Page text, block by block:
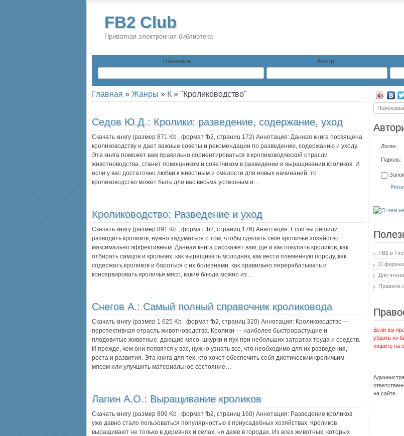
FB2 Club
Приватная электронная библиотека
Название Автор
Главная » Жанры » К » "Кролиководство"
Седов Ю.Д.: Кролики: разведение, содержание, уход
Скачать книгу (размер 871 Kb , формат fb2, страниц 172) Аннотация: Данная книга посвящена
кролиководству и дает важные советы и рекомендации по разведению, содержанию и уходу.
Эта книга поможет вам правильно сориентироваться в кролиководческой отрасли
животноводства, станет помощником и советчиком в разведении и выращивании кроликов. И
если у вас достаточно любви к животным и смелости для новых начинаний, то
кролиководство может быть для вас весьма успешным и…
Кролиководство: Разведение и уход
Скачать книгу (размер 891 Kb , формат fb2, страниц 176) Аннотация: Если вы решили
разводить кроликов, нужно задуматься о том, чтобы сделать свое кроличье хозяйство
максимально эффективным. Данная книга расскажет вам, где и как покупать кроликов, как
отбирать самцов и крольчих, как выращивать молодняк, как вести племенную породу, как
содержать кроликов и бороться с их болезнями, как правильно перерабатывать и
консервировать кроличье мясо, какие блюда можно из…
Снегов А.: Самый полный справочник кроликовода
Скачать книгу (размер 1 625 Kb , формат fb2, страниц 320) Аннотация: Кролиководство —
перспективная отрасль животновод­ства. Кролики — наиболее быстрорастущие и
плодовитые животные, дающие мясо, шкурки и пух при небольших затратах труда и средств.
И прежде, чем они появятся у вас, нужно узнать все, что необходимо для их разведения,
роста и развития. Эта книга для тех, кто хочет обеспечить себя диетическим кроличьим
мясом или улучшить материальное состояние…
Лапин А.О.: Выращивание кроликов
Скачать книгу (размер 809 Kb , формат fb2, страниц 160) Аннотация: Разведение кроликов
уже давно стало пользоваться популярностью в приусадебных хозяйствах. Кроликов
выращивают не только в деревнях и сёлах, но даже в городах. Из всех животных, которых
Логин:
Пароль:
FB2 в
О
Для
Правила
Если вы
убрать из
пишите на
на сайте.